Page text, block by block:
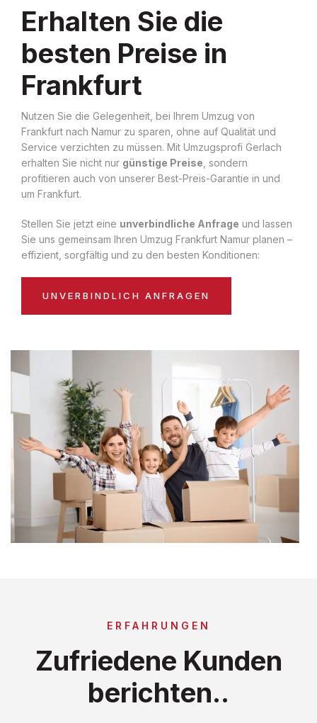
Erhalten Sie die
besten Preise in
Frankfurt
Nutzen Sie die Gelegenheit, bei Ihrem Umzug von
Frankfurt nach Namur zu sparen, ohne auf Qualität und
Service verzichten zu müssen. Mit Umzugsprofi Gerlach
erhalten Sie nicht nur günstige Preise , sondern
profitieren auch von unserer Best-Preis-Garantie in und
um Frankfurt.
Stellen Sie jetzt eine unverbindliche Anfrage und lassen
Sie uns gemeinsam Ihren Umzug Frankfurt Namur planen –
effizient, sorgfältig und zu den besten Konditionen:
UNVERBINDLICH ANFRAGEN
ERFAHRUNGEN
Zufriedene Kunden
berichten..